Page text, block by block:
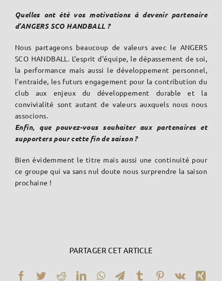
Quelles ont été vos motivations à devenir partenaire
d’ANGERS SCO HANDBALL ?
Nous partageons beaucoup de valeurs avec le ANGERS
SCO HANDBALL. L’esprit d’équipe, le dépassement de soi,
la performance mais aussi le développement personnel,
l’entraide, les futurs engagement pour la contribution du
club aux enjeux du développement durable et la
convivialité sont autant de valeurs auxquels nous nous
associons.
Enfin, que pouvez-vous souhaiter aux partenaires et
supporters pour cette fin de saison ?
Bien évidemment le titre mais aussi une continuité pour
ce groupe qui va sans nul doute nous surprendre la saison
prochaine !
PARTAGER CET ARTICLE
Facebook
TwitterRedditLinkedInWhatsAppTelegram
TumblrPinterest
Vk